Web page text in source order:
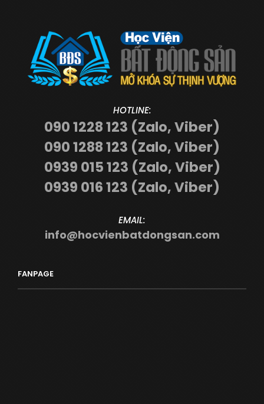
HOTLINE:
090 1228 123 (Zalo, Viber)
090 1288 123 (Zalo, Viber)
0939 015 123 (Zalo, Viber)
0939 016 123 (Zalo, Viber)
EMAIL:
info@hocvienbatdongsan.com
FANPAGE